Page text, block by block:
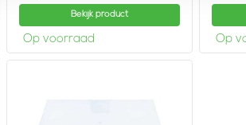
Bekijk product
Op voorraad Op